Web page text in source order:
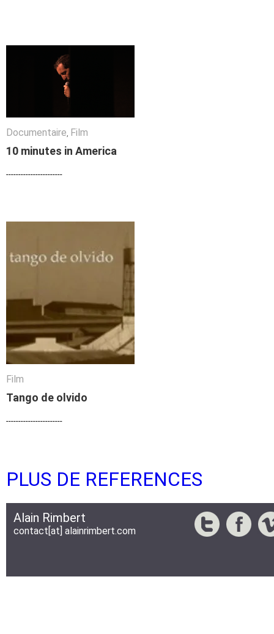
Documentaire, Film
10 minutes in America
-----------------------
Documentaire Film
10 minutes in America
-----------------------
Film
Tango de olvido
-----------------------
Film
Tango de olvido
-----------------------
PLUS DE REFERENCES
Alain Rimbert
contact[at] alainrimbert.com